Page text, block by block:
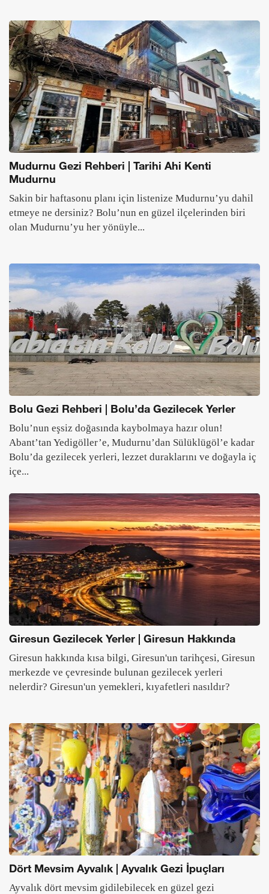
Mudurnu Gezi Rehberi | Tarihi Ahi Kenti
Mudurnu
Sakin bir haftasonu planı için listenize Mudurnu’yu dahil
etmeye ne dersiniz? Bolu’nun en güzel ilçelerinden biri
olan Mudurnu’yu her yönüyle...
Bolu Gezi Rehberi | Bolu’da Gezilecek Yerler
Bolu’nun eşsiz doğasında kaybolmaya hazır olun!
Abant’tan Yedigöller’e, Mudurnu’dan Sülüklügöl’e kadar
Bolu’da gezilecek yerleri, lezzet duraklarını ve doğayla iç
içe...
Giresun Gezilecek Yerler | Giresun Hakkında
Giresun hakkında kısa bilgi, Giresun'un tarihçesi, Giresun
merkezde ve çevresinde bulunan gezilecek yerleri
nelerdir? Giresun'un yemekleri, kıyafetleri nasıldır?
Dört Mevsim Ayvalık | Ayvalık Gezi İpuçları
Ayvalık dört mevsim gidilebilecek en güzel gezi